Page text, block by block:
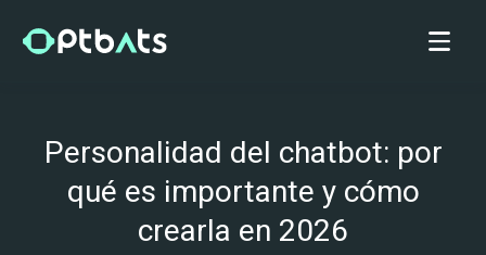
Personalidad del chatbot: por
qué es importante y cómo
crearla en 2026